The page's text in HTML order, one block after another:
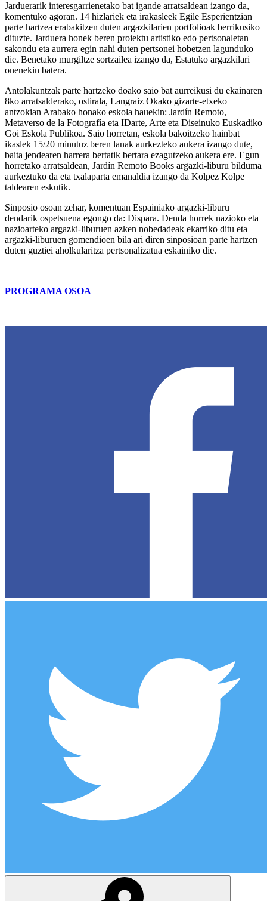
Jarduerarik interesgarrienetako bat igande arratsaldean izango da,
komentuko agoran. 14 hizlariek eta irakasleek Egile Esperientzian
parte hartzea erabakitzen duten argazkilarien portfolioak berrikusiko
dituzte. Jarduera honek beren proiektu artistiko edo pertsonaletan
sakondu eta aurrera egin nahi duten pertsonei hobetzen lagunduko
die. Benetako murgiltze sortzailea izango da, Estatuko argazkilari
onenekin batera.
Antolakuntzak parte hartzeko doako saio bat aurreikusi du ekainaren
8ko arratsalderako, ostirala, Langraiz Okako gizarte-etxeko
antzokian Arabako honako eskola hauekin: Jardín Remoto,
Metaverso de la Fotografía eta IDarte, Arte eta Diseinuko Euskadiko
Goi Eskola Publikoa. Saio horretan, eskola bakoitzeko hainbat
ikaslek 15/20 minutuz beren lanak aurkezteko aukera izango dute,
baita jendearen harrera bertatik bertara ezagutzeko aukera ere. Egun
horretako arratsaldean, Jardín Remoto Books argazki-liburu bilduma
aurkeztuko da eta txalaparta emanaldia izango da Kolpez Kolpe
taldearen eskutik.
Sinposio osoan zehar, komentuan Espainiako argazki-liburu
dendarik ospetsuena egongo da: Dispara. Denda horrek nazioko eta
nazioarteko argazki-liburuen azken nobedadeak ekarriko ditu eta
argazki-liburuen gomendioen bila ari diren sinposioan parte hartzen
duten guztiei aholkularitza pertsonalizatua eskainiko die.
PROGRAMA OSOA